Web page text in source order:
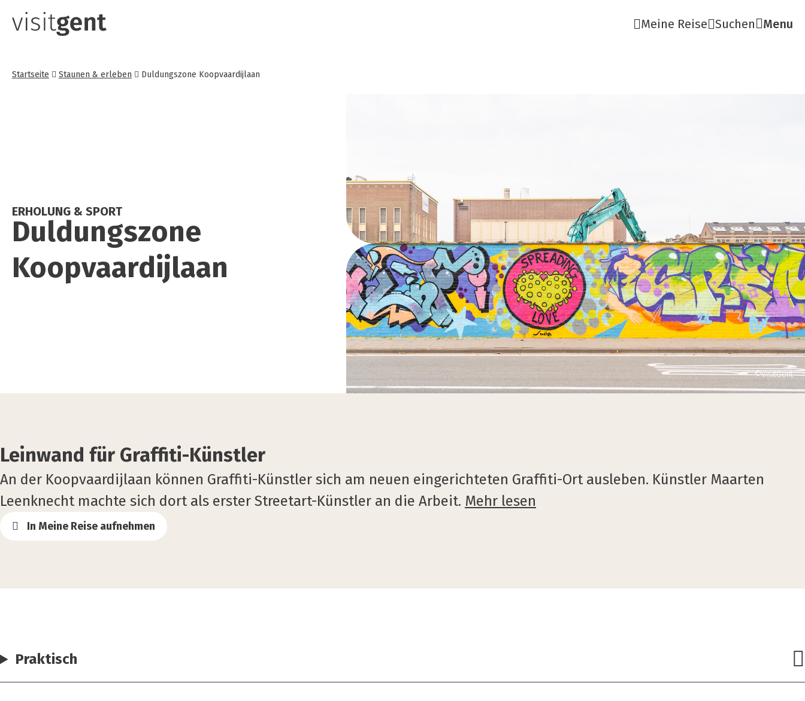
Direkt
zum
Meine Reise Suchen Menu
Startseite Staunen & erleben Duldungszone Koopvaardijlaan
Dul­dungs­zo­ne
Koop­vaar­di­j­la­an
ERHOLUNG & SPORT
©VisitGent
Leinwand für Graffiti-Künstler
An der Koopvaardijlaan können Graffiti-Künstler sich am neuen eingerichteten Graffiti-Ort ausleben. Künstler Maarten
Leenknecht machte sich dort als erster Streetart-Künstler an die Arbeit. Mehr lesen
In Meine Reise aufnehmen
Praktisch